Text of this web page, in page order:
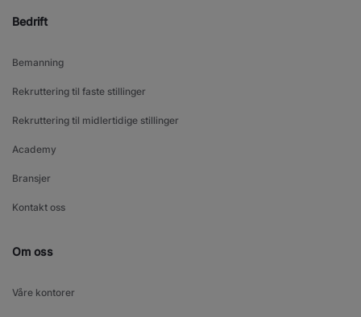
Bedrift
Bemanning
Rekruttering til faste stillinger
Rekruttering til midlertidige stillinger
Academy
Bransjer
Kontakt oss
Om oss
Våre kontorer